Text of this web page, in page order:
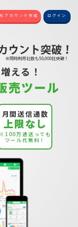
アカウント作成 ログイン
える！
売ツール
月間送信通数
上限なし
※100万通送っても
ツール代無料！